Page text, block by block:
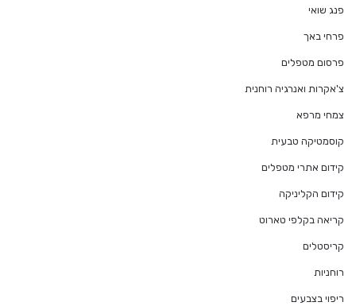
פנג שואי
פרחי באך
פרסום מטפלים
צ'אקרות ואנרגיה רוחנית
צמחי מרפא
קוסמטיקה טבעית
קידום אתרי מטפלים
קידום הקליניקה
קריאה בקלפי טארוט
קריסטלים
רוחניות
ריפוי בצבעים